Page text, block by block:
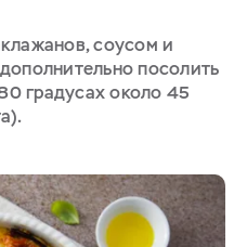
соусом и
посолить
градусах около 45